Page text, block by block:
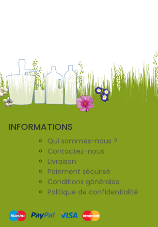
INFORMATIONS
Qui sommes-nous ?
Contactez-nous
Livraison
Paiement sécurisé
Conditions générales
Politique de confidentialité